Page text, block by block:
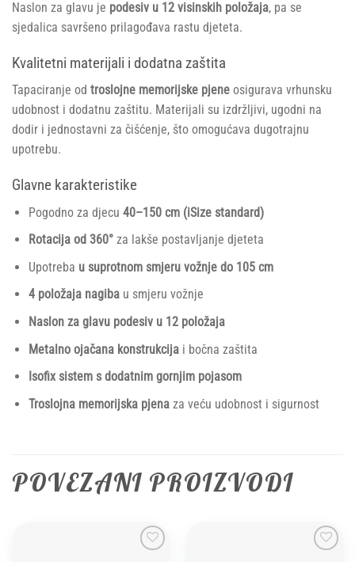
Naslon za glavu je podesiv u 12 visinskih položaja, pa se
sjedalica savršeno prilagođava rastu djeteta.
Kvalitetni materijali i dodatna zaštita
Tapaciranje od troslojne memorijske pjene osigurava vrhunsku
udobnost i dodatnu zaštitu. Materijali su izdržljivi, ugodni na
dodir i jednostavni za čišćenje, što omogućava dugotrajnu
upotrebu.
Glavne karakteristike
Pogodno za djecu 40–150 cm (iSize standard)
Rotacija od 360°za lakše postavljanje djeteta
Upotreba u suprotnom smjeru vožnje do 105 cm
4 položaja nagibau smjeru vožnje
Naslon za glavu podesiv u 12 položaja
Metalno ojačana konstrukcijai bočna zaštita
Isofix sistem s dodatnim gornjim pojasom
Troslojna memorijska pjenaza veću udobnost i sigurnost
POVEZANI PROIZVODI